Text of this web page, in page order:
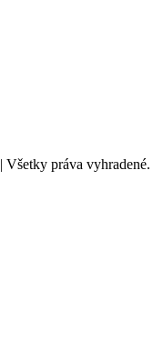
| Všetky práva vyhradené.